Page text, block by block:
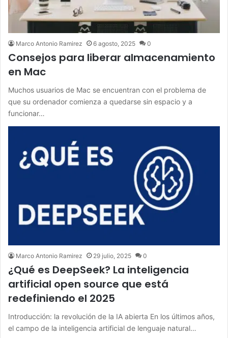
Marco Antonio Ramirez 6 agosto, 2025 0
Consejos para liberar almacenamiento
en Mac
Muchos usuarios de Mac se encuentran con el problema de
que su ordenador comienza a quedarse sin espacio y a
funcionar…
Marco Antonio Ramirez 29 julio, 2025 0
¿Qué es DeepSeek? La inteligencia
artificial open source que está
redefiniendo el 2025
Introducción: la revolución de la IA abierta En los últimos años,
el campo de la inteligencia artificial de lenguaje natural…